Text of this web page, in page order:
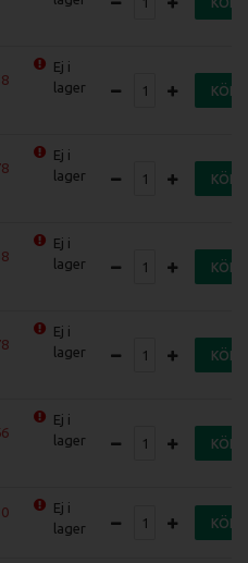
Ej i
lager
KÖP
Ej i
lager
KÖP
Ej i
lager
KÖP
Ej i
lager
KÖP
Ej i
lager
KÖP
Ej i
lager
KÖP